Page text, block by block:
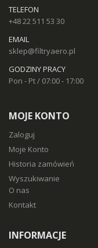
TELEFON
+48 22 511 53 30
EMAIL
sklep@filtryaero.pl
GODZINY PRACY
Pon - Pt / 07:00 - 17:00
MOJE KONTO
Zaloguj
Moje Konto
Historia zamówień
Wyszukiwanie
O nas
Kontakt
INFORMACJE